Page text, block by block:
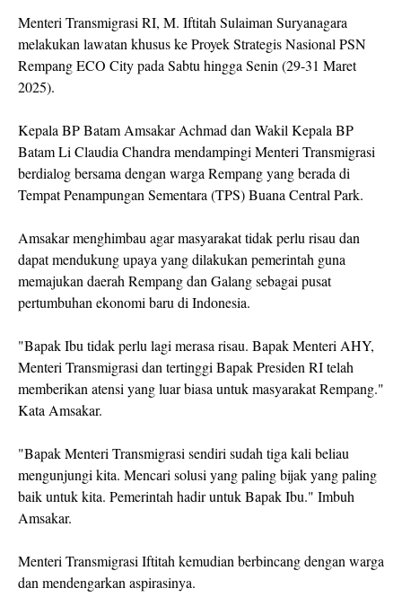
Menteri Transmigrasi RI, M. Iftitah Sulaiman Suryanagara
melakukan lawatan khusus ke Proyek Strategis Nasional PSN
Rempang ECO City pada Sabtu hingga Senin (29-31 Maret
2025).
Kepala BP Batam Amsakar Achmad dan Wakil Kepala BP
Batam Li Claudia Chandra mendampingi Menteri Transmigrasi
berdialog bersama dengan warga Rempang yang berada di
Tempat Penampungan Sementara (TPS) Buana Central Park.
Amsakar menghimbau agar masyarakat tidak perlu risau dan
dapat mendukung upaya yang dilakukan pemerintah guna
memajukan daerah Rempang dan Galang sebagai pusat
pertumbuhan ekonomi baru di Indonesia.
"Bapak Ibu tidak perlu lagi merasa risau. Bapak Menteri AHY,
Menteri Transmigrasi dan tertinggi Bapak Presiden RI telah
memberikan atensi yang luar biasa untuk masyarakat Rempang."
Kata Amsakar.
"Bapak Menteri Transmigrasi sendiri sudah tiga kali beliau
mengunjungi kita. Mencari solusi yang paling bijak yang paling
baik untuk kita. Pemerintah hadir untuk Bapak Ibu." Imbuh
Amsakar.
Menteri Transmigrasi Iftitah kemudian berbincang dengan warga
dan mendengarkan aspirasinya.